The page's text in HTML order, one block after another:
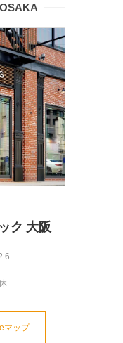
ク 大阪
6
マップ